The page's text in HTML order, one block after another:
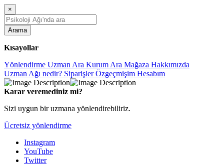
×
Arama
Kısayollar
Yönlendirme Uzman Ara Kurum Ara Mağaza Hakkımızda
Uzman Ağı nedir? SiparişlerÖzgeçmişim Hesabım
Karar veremediniz mi?
Sizi uygun bir uzmana yönlendirebiliriz.
Ücretsiz yönlendirme
Instagram
YouTube
Twitter